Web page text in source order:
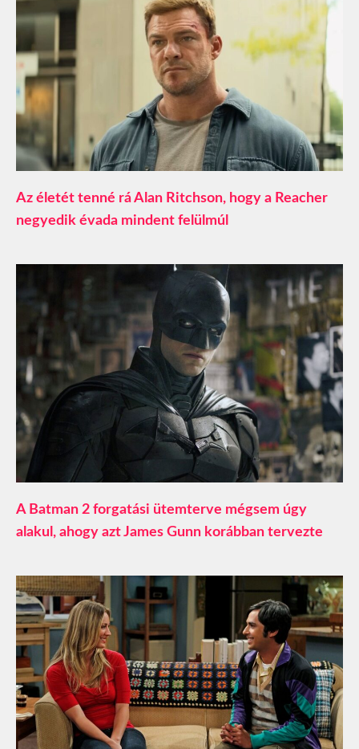
Az életét tenné rá Alan Ritchson, hogy a Reacher
negyedik évada mindent felülmúl
A Batman 2 forgatási ütemterve mégsem úgy
alakul, ahogy azt James Gunn korábban tervezte